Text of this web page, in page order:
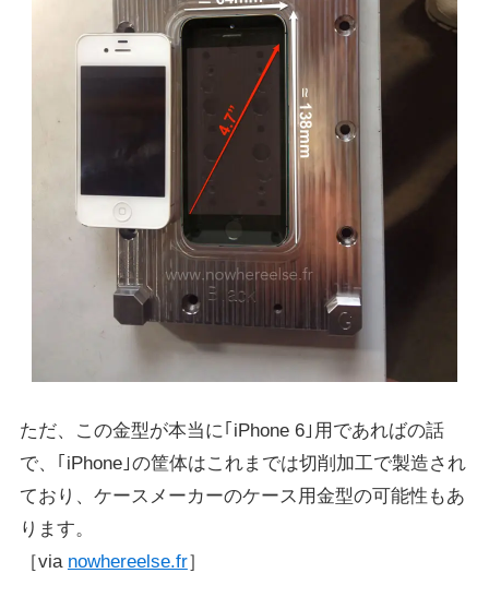
ただ、この金型が本当に｢iPhone 6｣用であればの話
で、｢iPhone｣の筐体はこれまでは切削加工で製造され
ており、ケースメーカーのケース用金型の可能性もあ
ります。
［via nowhereelse.fr］